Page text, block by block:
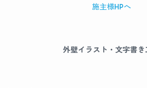
施主様HPへ
外壁イラスト・文字書き